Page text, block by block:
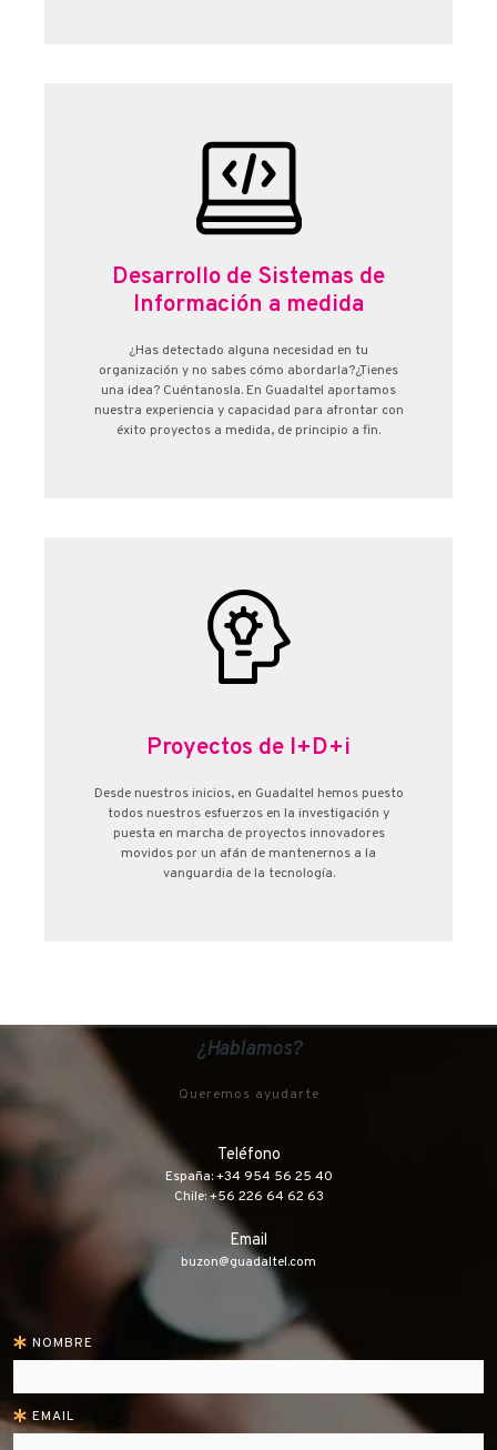
Desarrollo de Sistemas de
Información a medida
¿Has detectado alguna necesidad en tu
organización y no sabes cómo abordarla?¿Tienes
una idea? Cuéntanosla. En Guadaltel aportamos
nuestra experiencia y capacidad para afrontar con
éxito proyectos a medida, de principio a fin.
Proyectos de I+D+i
Desde nuestros inicios, en Guadaltel hemos puesto
todos nuestros esfuerzos en la investigación y
puesta en marcha de proyectos innovadores
movidos por un afán de mantenernos a la
vanguardia de la tecnología.
¿Hablamos?
Queremos ayudarte
Teléfono
España: +34 954 56 25 40
Chile: +56 226 64 62 63
Email
buzon@guadaltel.com
NOMBRE
EMAIL